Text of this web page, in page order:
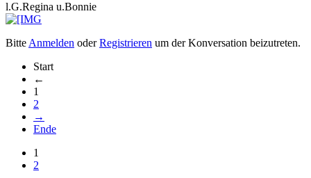
l.G.Regina u.Bonnie
Bitte Anmelden oderRegistrieren um der Konversation beizutreten.
Start
←
1
2
→
Ende
1
2